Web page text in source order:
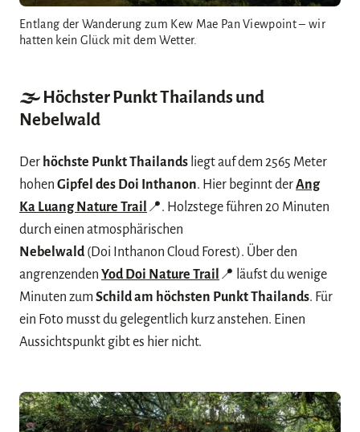
Entlang der Wanderung zum Kew Mae Pan Viewpoint – wir
hatten kein Glück mit dem Wetter.
🌫️ Höchster Punkt Thailandsund
Nebelwald
Der höchste Punkt Thailands liegt auf dem 2565 Meter
hohen Gipfel des Doi Inthanon. Hier beginnt derAng
Ka Luang Nature Trail 📍. Holzstege führen 20 Minuten
durch einen atmosphärischen
Nebelwald (Doi Inthanon Cloud Forest). Über den
angrenzenden Yod Doi Nature Trail 📍 läufst du wenige
Minuten zum Schild am höchsten Punkt Thailands. Für
ein Foto musst du gelegentlich kurz anstehen. Einen
Aussichtspunkt gibt es hier nicht.